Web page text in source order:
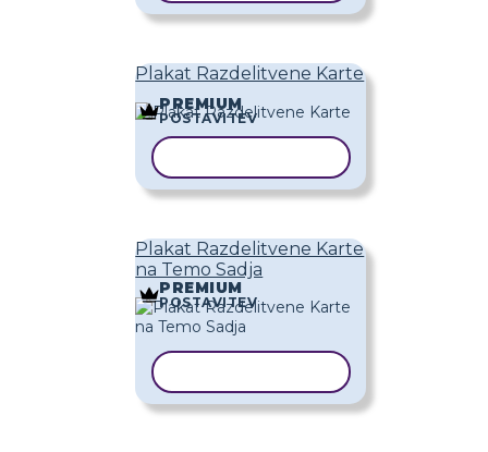
Plakat Razdelitvene Karte
PREMIUM
POSTAVITEV
Plakat Razdelitvene Karte
na Temo Sadja
PREMIUM
POSTAVITEV